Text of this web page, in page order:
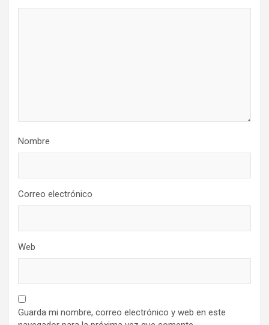
Nombre
Correo electrónico
Web
Guarda mi nombre, correo electrónico y web en este